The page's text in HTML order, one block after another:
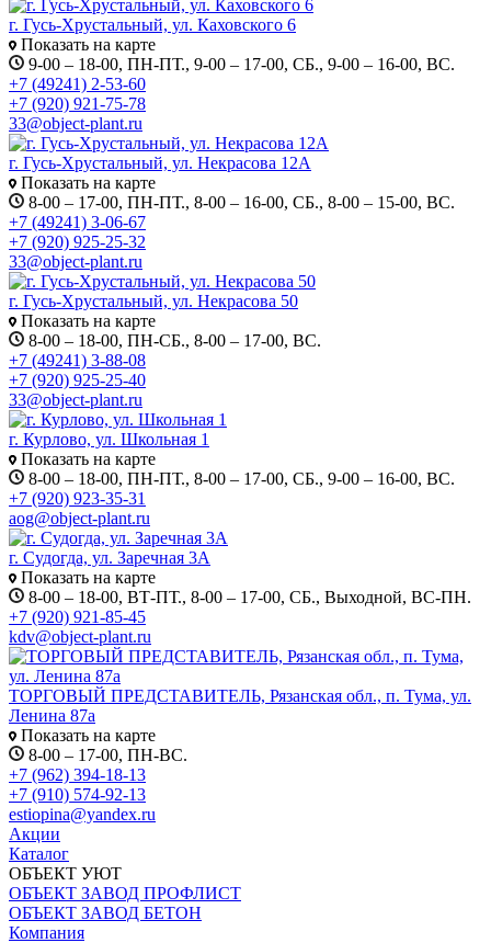
г. Гусь-Хрустальный, ул. Каховского 6
Показать на карте
9-00 – 18-00, ПН-ПТ., 9-00 – 17-00, СБ., 9-00 – 16-00, ВС.
+7 (49241) 2-53-60
+7 (920) 921-75-78
33@object-plant.ru
г. Гусь-Хрустальный, ул. Некрасова 12А
Показать на карте
8-00 – 17-00, ПН-ПТ., 8-00 – 16-00, СБ., 8-00 – 15-00, ВС.
+7 (49241) 3-06-67
+7 (920) 925-25-32
33@object-plant.ru
г. Гусь-Хрустальный, ул. Некрасова 50
Показать на карте
8-00 – 18-00, ПН-СБ., 8-00 – 17-00, ВС.
+7 (49241) 3-88-08
+7 (920) 925-25-40
33@object-plant.ru
г. Курлово, ул. Школьная 1
Показать на карте
8-00 – 18-00, ПН-ПТ., 8-00 – 17-00, СБ., 9-00 – 16-00, ВС.
+7 (920) 923-35-31
aog@object-plant.ru
г. Судогда, ул. Заречная 3А
Показать на карте
8-00 – 18-00, ВТ-ПТ., 8-00 – 17-00, СБ., Выходной, ВС-ПН.
+7 (920) 921-85-45
kdv@object-plant.ru
ТОРГОВЫЙ ПРЕДСТАВИТЕЛЬ, Рязанская обл., п. Тума, ул.
Ленина 87а
Показать на карте
8-00 – 17-00, ПН-ВС.
+7 (962) 394-18-13
+7 (910) 574-92-13
estiopina@yandex.ru
Акции
Каталог
ОБЪЕКТ УЮТ
ОБЪЕКТ ЗАВОД ПРОФЛИСТ
ОБЪЕКТ ЗАВОД БЕТОН
Компания